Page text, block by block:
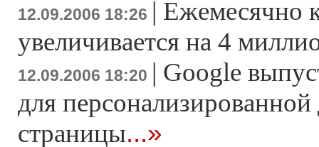
12.09.2006 18:26 | Ежемесячно
увеличивается на 4
12.09.2006 18:20 | Google
для
страницы...»